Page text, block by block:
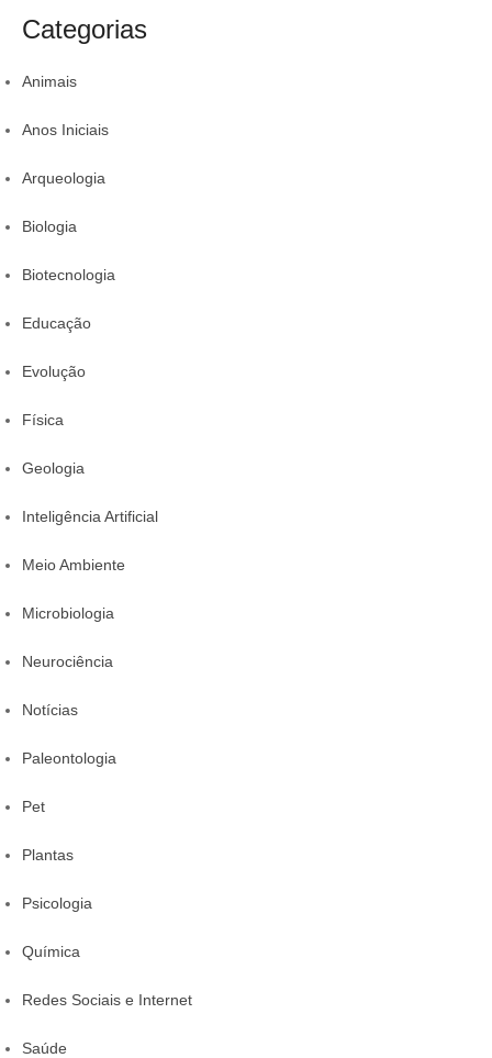
t
r rotina
Categorias
Animais
Anos Iniciais
Arqueologia
Biologia
Biotecnologia
Educação
Evolução
Física
Geologia
Inteligência Artificial
Meio Ambiente
Microbiologia
Neurociência
Notícias
Paleontologia
Pet
Plantas
Psicologia
Química
Redes Sociais e Internet
Saúde